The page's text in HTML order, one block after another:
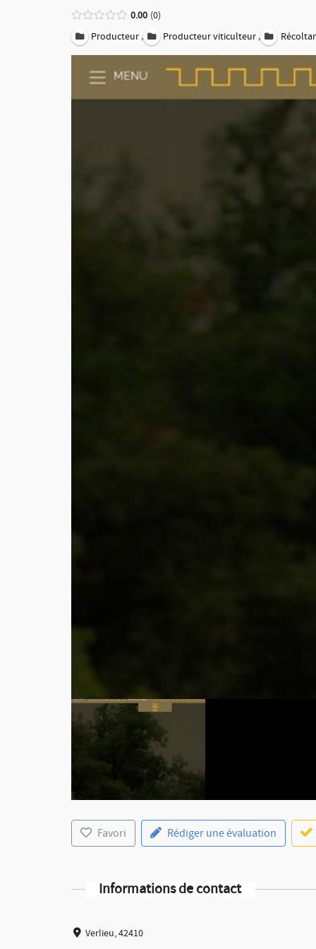
0.00 0
Producteur , Producteur viticulteur ,
Favori Rédiger une évaluation
Informations de contact
Verlieu, 42410